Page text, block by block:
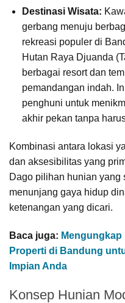
Destinasi Wisata:
gerbang menuju
rekreasi populer di
Hutan Raya Djuanda
berbagai resort dan
pemandangan indah.
penghuni untuk
akhir pekan tanpa
Kombinasi antara lokasi
dan aksesibilitas yang
Dago pilihan hunian yang
menunjang gaya hidup
ketenangan yang dicari.
Baca juga:
Properti di Bandung
Impian Anda
Konsep Hunian